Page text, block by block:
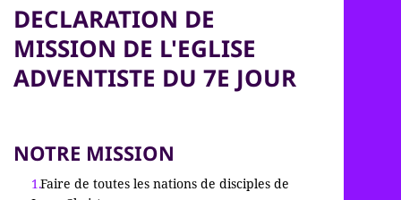
DECLARATION DE
MISSION DE L'EGLISE
ADVENTISTE DU 7E JOUR
NOTRE MISSION
Faire de toutes les nations de disciples de